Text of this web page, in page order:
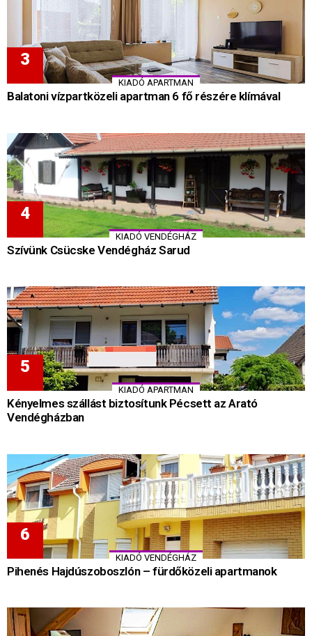
KIADÓ APARTMAN
Balatoni vízpartközeli apartman 6 fő részére klímával
KIADÓ VENDÉGHÁZ
Szívünk Csücske Vendégház Sarud
KIADÓ APARTMAN
Kényelmes szállást biztosítunk Pécsett az Arató
Vendégházban
KIADÓ VENDÉGHÁZ
Pihenés Hajdúszoboszlón – fürdőközeli apartmanok